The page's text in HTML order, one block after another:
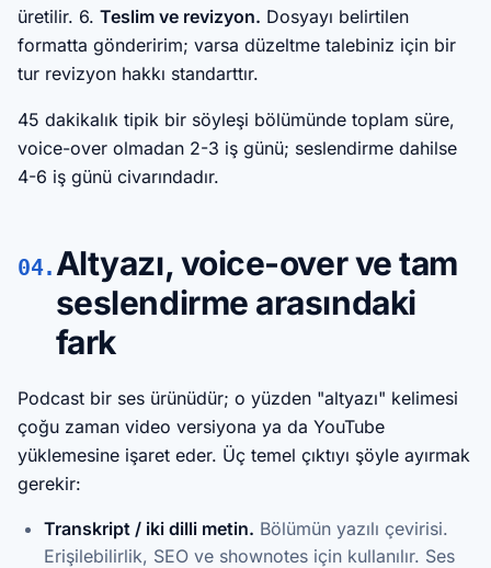
üretilir. 6. Teslim ve revizyon. Dosyayı belirtilen
formatta gönderirim; varsa düzeltme talebiniz için bir
tur revizyon hakkı standarttır.
45 dakikalık tipik bir söyleşi bölümünde toplam süre,
voice-over olmadan 2-3 iş günü; seslendirme dahilse
4-6 iş günü civarındadır.
04. Altyazı, voice-over ve tam
seslendirme arasındaki
fark
Podcast bir ses ürünüdür; o yüzden "altyazı" kelimesi
çoğu zaman video versiyona ya da YouTube
yüklemesine işaret eder. Üç temel çıktıyı şöyle ayırmak
gerekir:
Transkript / iki dilli metin. Bölümün yazılı çevirisi.
Erişilebilirlik, SEO ve shownotes için kullanılır. Ses